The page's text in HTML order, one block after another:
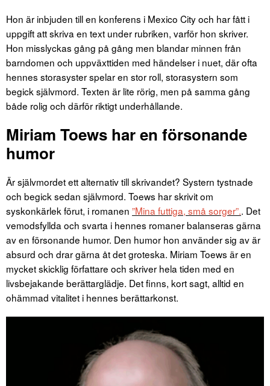
Hon är inbjuden till en konferens i Mexico City och har fått i
uppgift att skriva en text under rubriken, varför hon skriver.
Hon misslyckas gång på gång men blandar minnen från
barndomen och uppväxttiden med händelser i nuet, där ofta
hennes storasyster spelar en stor roll, storasystern som
begick självmord. Texten är lite rörig, men på samma gång
både rolig och därför riktigt underhållande.
Miriam Toews har en försonande
humor
Är självmordet ett alternativ till skrivandet? Systern tystnade
och begick sedan självmord. Toews har skrivit om
syskonkärlek förut, i romanen ”Mina futtiga, små sorger”.. Det
vemodsfyllda och svarta i hennes romaner balanseras gärna
av en försonande humor. Den humor hon använder sig av är
absurd och drar gärna åt det groteska. Miriam Toews är en
mycket skicklig författare och skriver hela tiden med en
livsbejakande berättarglädje. Det finns, kort sagt, alltid en
ohämmad vitalitet i hennes berättarkonst.